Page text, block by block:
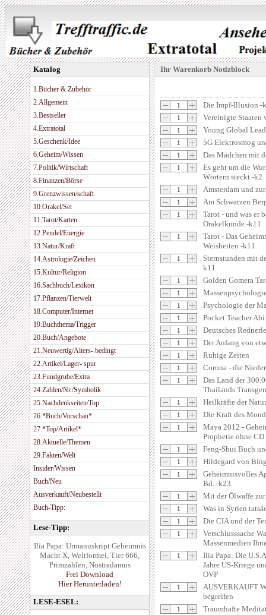
Katalog
1.Bücher & Zubehör
2.Allgemein
3.Bestseller
4.Extratotal
5.Geschenk/Idee
6.Geheim/Wissen
7.Politik/Wirtschaft
8.Finanzen/Börse
9.Grenzwissen/schaft
10.Orakel/Set
11.Tarot/Karten
12.Pendel/Energie
13.Natur/Kraft
14.Astrologie/Zeichen
15.Kultur/Religion
16.Sachbuch/Lexikon
17.Pflanzen/Tierwelt
18.Computer/Internet
19.Buchthema/Trigger
20.Buch/Angebote
21.Neuwertig/Alters- bedingt
22.Artikel/Lager- spur
23.Fundgrube/Extra
24.Zahlen/Nr./Symbolik
25.Nachdenkseiten/Top
26.*Buch/Vorschau*
27.*Top/Artikel*
28.Aktuelle/Themen
29.Fakten/Welt
Insider/Wissen
Buch/Neu
Ausverkauft/Neubestellt
Buch-Tipp:
Lese-Tipp:
Ilia Papa: Urmanuskript Geheimnis
Macht X, Weltformel, Tier 666,
Primzahlen, Nostradamus
Frei Download
Hier Herunterladen!
LESE-ESEL:
Ihr Warenkorb Notizblock
Die Impf-Illusion -
Vereinigte Staaten
Young Global
5G Elektrosmog
Das Mädchen mit
Es geht um die
Wörtern steckt -k2
Amsterdam und
Am Schwarzen
Tarot - und was er
Orakelkunde -k11
Tarot - Das
Weisheiten -k11
Sternstunden mit
k11
Golden Gomera
Psychologie der
Pocket Teacher
Deutsches
Der Anfang von
Ruhige Zeiten
Corona - die
Das Land der
Thailands
Heilkräfte der
Die Kraft des
Maya 2012 -
Prophetie ohne
Feng-Shui Buch
Hildegard von
Geheimnisvolles
Bd. -k23
Mit der Ölwaffe
Was in Syrien
Die CIA und der
Verschlusssache
Massenmedien
Ilia Papa: Die
Jahre US-Kriege
OVP
AUSVERKAUFT
begreifen
Traumhafte